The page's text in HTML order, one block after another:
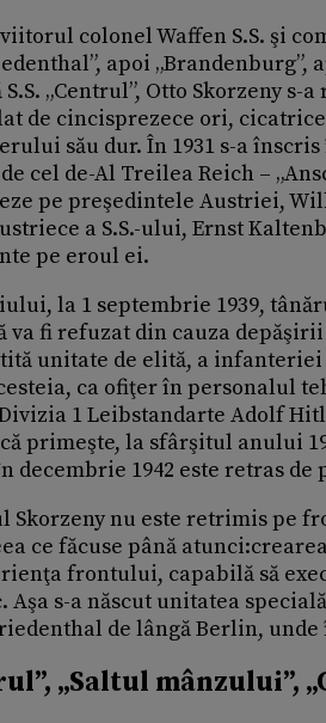
colonel Waffen S.S. şi
apoi „Brandenburg”,
„Centrul”, Otto Skorzeny
de cincisprezece ori,
său dur. În 1931 s-a
cel de-Al Treilea Reich –
pe preşedintele Austriei,
a S.S.-ului, Ernst
pe eroul ei.
la 1 septembrie 1939,
va fi refuzat din cauza
unitate de elită, a
ca ofiţer în personalul
1 Leibstandarte Adolf
primeşte, la sfârşitul anului
decembrie 1942 este retras
Skorzeny nu este retrimis pe
ce făcuse până
frontului, capabilă să
s-a născut unitatea
de lângă Berlin, unde
„Saltul mânzului”,